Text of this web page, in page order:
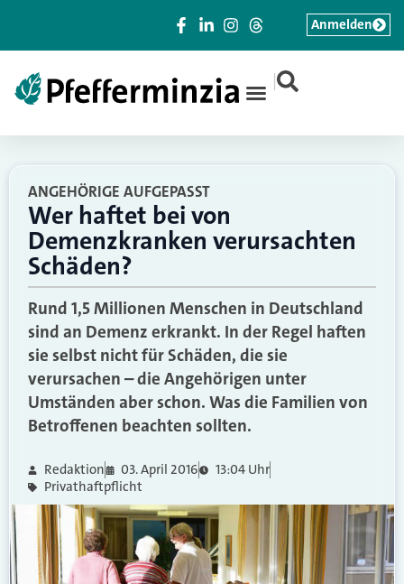
|
Anmelden
ANGEHÖRIGE AUFGEPASST
Wer haftet bei von
Demenzkranken verursachten
Schäden?
Rund 1,5 Millionen Menschen in Deutschland
sind an Demenz erkrankt. In der Regel haften
sie selbst nicht für Schäden, die sie
verursachen – die Angehörigen unter
Umständen aber schon. Was die Familien von
Betroffenen beachten sollten.
Redaktion 03. April 2016
13:04 Uhr
Privathaftpflicht